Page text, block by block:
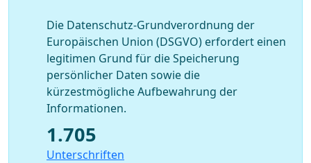
"Initiative für ganzjährige Öffnung der Donaukraftwerke
Abwinden/Asten und Ottensheim/Wilhering"
oeffnungdonaukraftwerke@a1.net
www.facebook.com/OeffnungDonaukraftwerke
Die Datenschutz-Grundverordnung der
Europäischen Union (DSGVO) erfordert einen
legitimen Grund für die Speicherung
persönlicher Daten sowie die
kürzestmögliche Aufbewahrung der
Informationen.
1.705
Unterschriften